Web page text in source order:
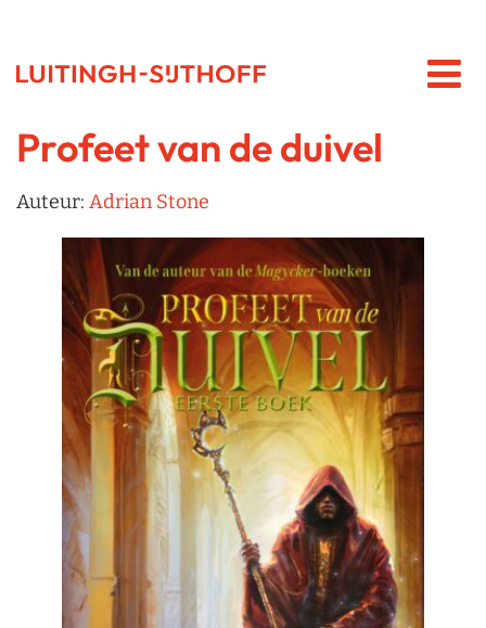
Profeet van de duivel
Auteur: Adrian Stone